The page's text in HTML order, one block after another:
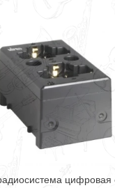
цифровая